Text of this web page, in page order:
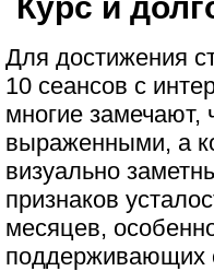
Для достижения
10 сеансов с
многие
выраженными, а
визуально
признаков
месяцев,
поддерживающих